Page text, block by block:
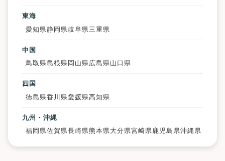
東海
愛知県静岡県岐阜県 三重県
中国
鳥取県島根県 岡山県広島県山口県
四国
徳島県香川県愛媛県高知県
九州・沖縄
福岡県佐賀県長崎県熊本県大分県宮崎県鹿児島県沖縄県